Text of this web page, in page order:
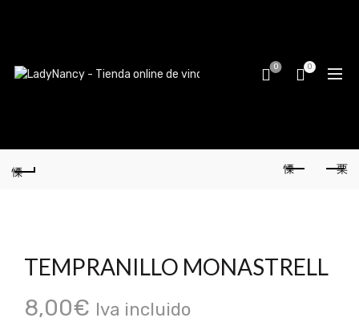
0 0
TEMPRANILLO MONASTRELL
8,00€ Iva incluido